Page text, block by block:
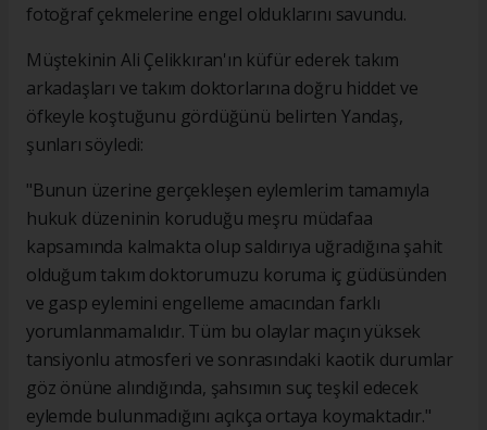
fotoğraf çekmelerine engel olduklarını savundu.
Müştekinin Ali Çelikkıran'ın küfür ederek takım
arkadaşları ve takım doktorlarına doğru hiddet ve
öfkeyle koştuğunu gördüğünü belirten Yandaş,
şunları söyledi:
"Bunun üzerine gerçekleşen eylemlerim tamamıyla
hukuk düzeninin koruduğu meşru müdafaa
kapsamında kalmakta olup saldırıya uğradığına şahit
olduğum takım doktorumuzu koruma iç güdüsünden
ve gasp eylemini engelleme amacından farklı
yorumlanmamalıdır. Tüm bu olaylar maçın yüksek
tansiyonlu atmosferi ve sonrasındaki kaotik durumlar
göz önüne alındığında, şahsımın suç teşkil edecek
eylemde bulunmadığını açıkça ortaya koymaktadır."